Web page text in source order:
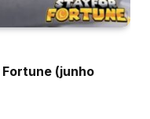
Fortune (junho